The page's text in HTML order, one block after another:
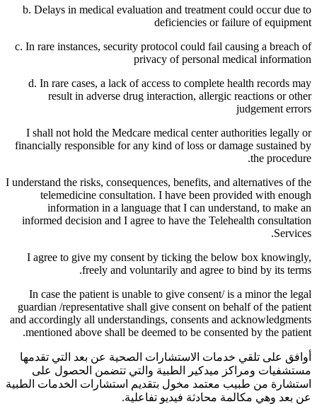
b. Delays in medical evaluation and treatment could occur due to
deficiencies or failure of equipment
c. In rare instances, security protocol could fail causing a breach of
privacy of personal medical information
d. In rare cases, a lack of access to complete health records may
result in adverse drug interaction, allergic reactions or other
judgement errors
I shall not hold the Medcare medical center authorities legally or
financially responsible for any kind of loss or damage sustained by
the procedure.
I understand the risks, consequences, benefits, and alternatives of the
telemedicine consultation. I have been provided with enough
information in a language that I can understand, to make an
informed decision and I agree to have the Telehealth consultation
Services.
I agree to give my consent by ticking the below box knowingly,
freely and voluntarily and agree to bind by its terms.
In case the patient is unable to give consent/ is a minor the legal
guardian /representative shall give consent on behalf of the patient
and accordingly all understandings, consents and acknowledgments
mentioned above shall be deemed to be consented by the patient.
أوافق على تلقي خدمات الاستشارات الصحية عن بعد التي تقدمها
مستشفيات ومراكز ميدكير الطبية والتي تتضمن الحصول على
استشارة من طبيب معتمد مخول بتقديم استشارات الخدمات الطبية
عن بعد وهي مكالمة محادثة فيديو تفاعلية.